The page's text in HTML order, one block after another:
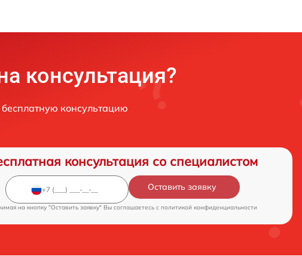
консультация?
консультацию
консультация со специалистом
Оставить заявку
на кнопку "Оставить заявку" Вы соглашаетесь c политикой конфиденциальности